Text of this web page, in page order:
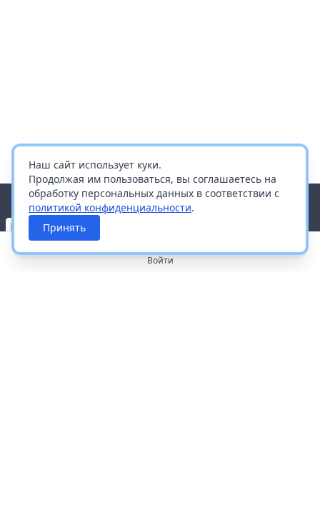
Наш сайт использует куки.
Продолжая им пользоваться, вы соглашаетесь на
обработку персональных данных в соответствии с
политикой конфиденциальности.
Принять
Войти